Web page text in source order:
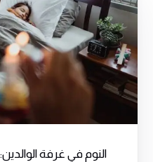
النوم في غرفة